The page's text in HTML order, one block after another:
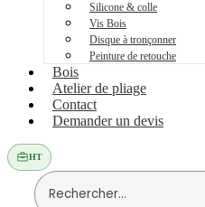
Silicone & colle
Vis Bois
Disque à tronçonner
Peinture de retouche
Bois
Atelier de pliage
Contact
Demander un devis
HT